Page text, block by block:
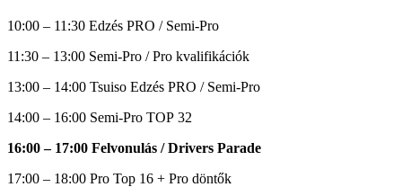
10:00 – 11:30 Edzés PRO / Semi-Pro
11:30 – 13:00 Semi-Pro / Pro kvalifikációk
13:00 – 14:00 Tsuiso Edzés PRO / Semi-Pro
14:00 – 16:00 Semi-Pro TOP 32
16:00 – 17:00 Felvonulás / Drivers Parade
17:00 – 18:00 Pro Top 16 + Pro döntők